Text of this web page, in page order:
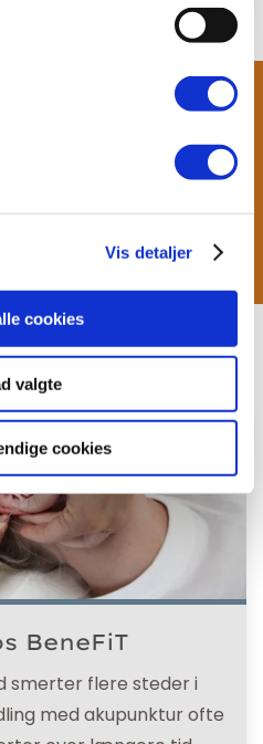
Vis detaljer
cookies
valgte
cookies
BeneFiT
smerter flere steder i
med akupunktur ofte